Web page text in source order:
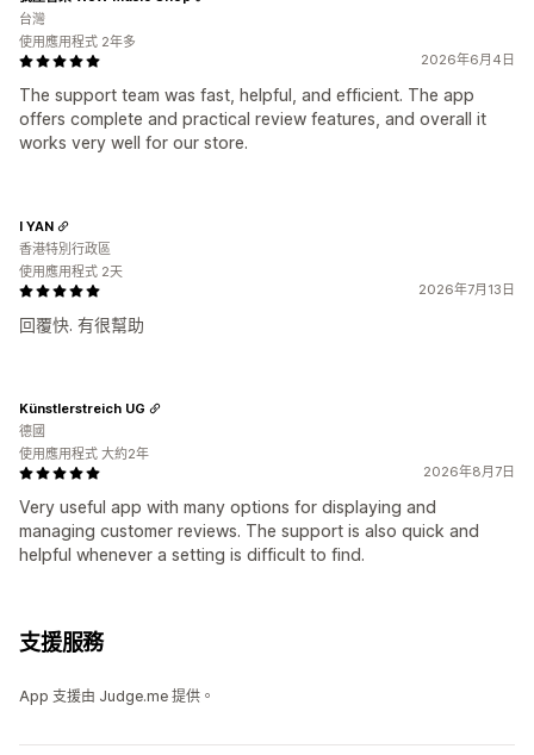
2026年6月4日
The support team was fast, helpful, and efficient. The app
offers complete and practical review features, and overall it
works very well for our store.
台灣
使用應用程式 2年多
2026年7月13日
回覆快. 有很幫助
I YAN
香港特別行政區
使用應用程式 2天
2026年8月7日
Very useful app with many options for displaying and
managing customer reviews. The support is also quick and
helpful whenever a setting is difficult to find.
Künstlerstreich UG
德國
使用應用程式 大約2年
支援服務
App 支援由 Judge.me 提供。